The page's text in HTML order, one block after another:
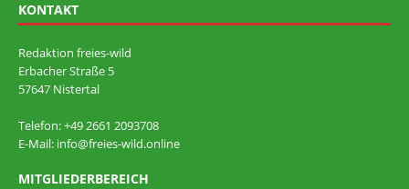
KONTAKT
Redaktion freies-wild
Erbacher Straße 5
57647 Nistertal
Telefon: +49 ‭2661 2093708
E-Mail: info@freies-wild.online
MITGLIEDERBEREICH